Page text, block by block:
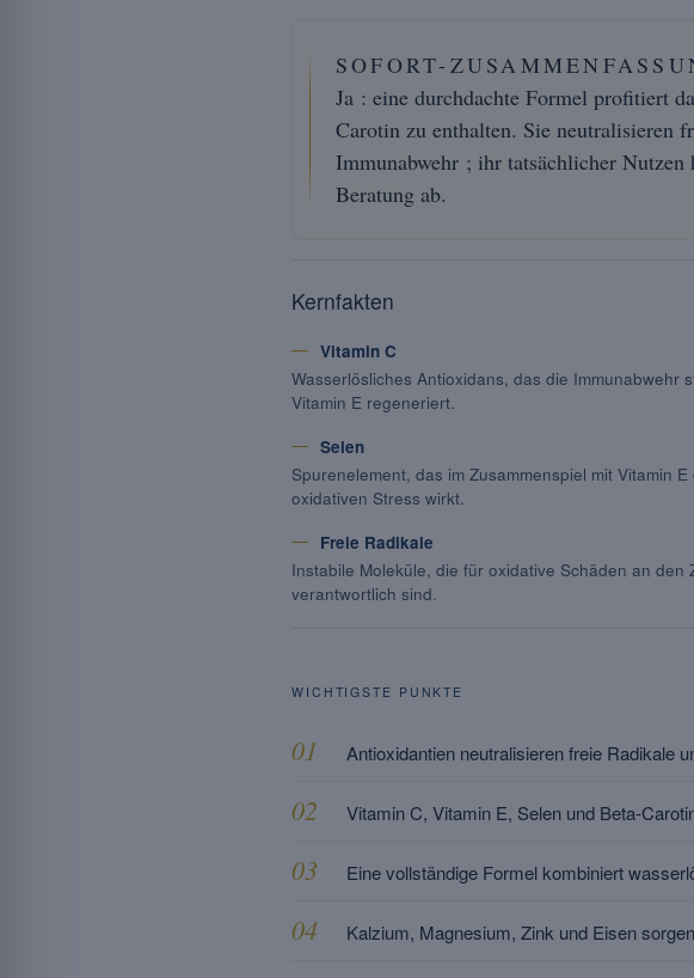
SOFORT-
Ja : eine durchdachte Formel profitiert
Carotin zu enthalten. Sie neutralisieren
Immunabwehr ; ihr tatsächlicher Nutzen
Beratung ab.
Kernfakten
Vitamin C
Wasserlösliches Antioxidans, das die Immunabwehr
Vitamin E regeneriert.
Selen
Spurenelement, das im Zusammenspiel mit Vitamin E
oxidativen Stress wirkt.
Freie Radikale
Instabile Moleküle, die für oxidative Schäden an den
verantwortlich sind.
WICHTIGSTE PUNKTE
Antioxidantien neutralisieren freie Radikale
Vitamin C, Vitamin E, Selen und Beta-
Eine vollständige Formel kombiniert
Kalzium, Magnesium, Zink und Eisen